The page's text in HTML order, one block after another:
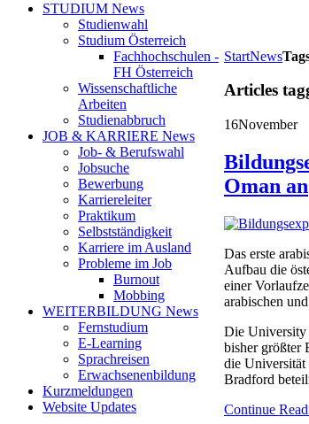
StartNews
Articles
16November
Oman an
Das erste
Aufbau die
einer
arabischen
Die University
bisher größter
die Universität
Bradford
Continue
STUDIUM News
Studienwahl
Studium Österreich
Fachhochschulen -
FH Österreich
Wissenschaftliche
Arbeiten
Studienabbruch
JOB & KARRIERE News
Job- & Berufswahl
Jobsuche
Bewerbung
Karriereleiter
Praktikum
Selbstständigkeit
Karriere im Ausland
Probleme im Job
Burnout
Mobbing
WEITERBILDUNG News
Fernstudium
E-Learning
Sprachreisen
Erwachsenenbildung
Kurzmeldungen
Website Updates